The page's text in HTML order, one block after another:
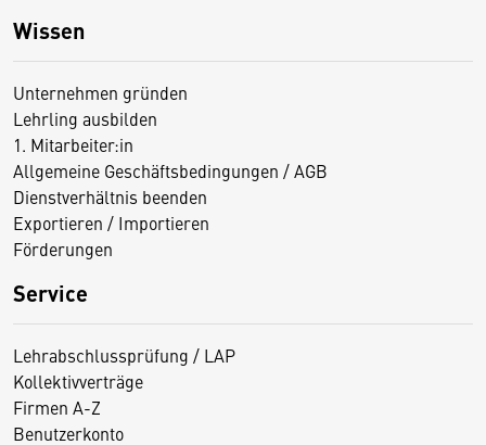
Wissen
Unternehmen gründen
Lehrling ausbilden
1. Mitarbeiter:in
Allgemeine Geschäftsbedingungen / AGB
Dienstverhältnis beenden
Exportieren / Importieren
Förderungen
Service
Lehrabschlussprüfung / LAP
Kollektivverträge
Firmen A-Z
Benutzerkonto